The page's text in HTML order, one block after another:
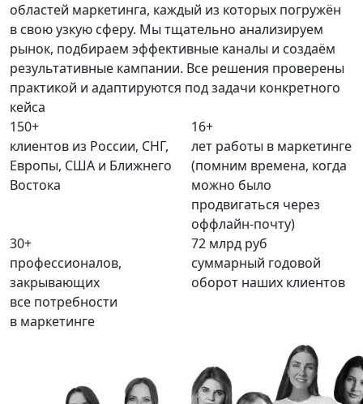
областей маркетинга, каждый из которых погружён
в свою узкую сферу. Мы тщательно анализируем
рынок, подбираем эффективные каналы и создаём
результативные кампании. Все решения проверены
практикой и адаптируются под задачи конкретного
кейса
150+
клиентов из России, СНГ,
Европы, США и Ближнего
Востока
16+
лет работы в маркетинге
(помним времена, когда
можно было
продвигаться через
оффлайн-почту)
30+
профессионалов,
закрывающих
все потребности
в маркетинге
72 млрд руб
суммарный годовой
оборот наших клиентов